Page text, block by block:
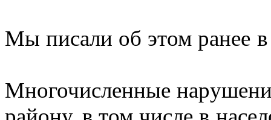
Мы писали об этом ранее в
Многочисленные